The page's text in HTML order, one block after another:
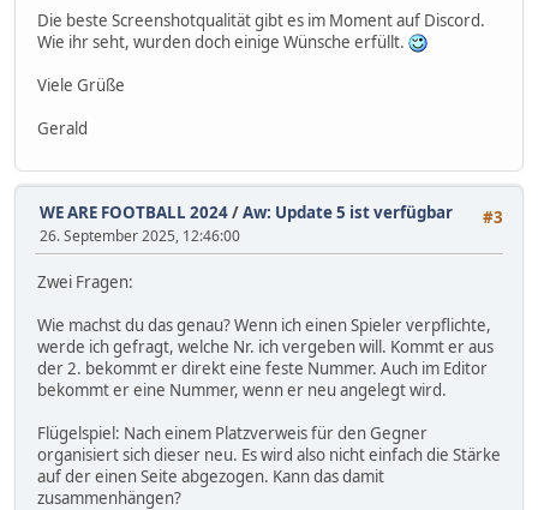
Die beste Screenshotqualität gibt es im Moment auf Discord.
Wie ihr seht, wurden doch einige Wünsche erfüllt.
Viele Grüße
Gerald
#3
WE ARE FOOTBALL 2024/Aw: Update 5 ist verfügbar
26. September 2025, 12:46:00
Zwei Fragen:
Wie machst du das genau? Wenn ich einen Spieler verpflichte,
werde ich gefragt, welche Nr. ich vergeben will. Kommt er aus
der 2. bekommt er direkt eine feste Nummer. Auch im Editor
bekommt er eine Nummer, wenn er neu angelegt wird.
Flügelspiel: Nach einem Platzverweis für den Gegner
organisiert sich dieser neu. Es wird also nicht einfach die Stärke
auf der einen Seite abgezogen. Kann das damit
zusammenhängen?